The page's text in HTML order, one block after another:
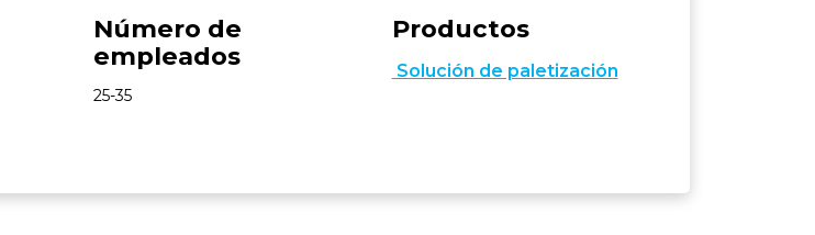
Número de
empleados
25-35
Productos
Solución de paletización